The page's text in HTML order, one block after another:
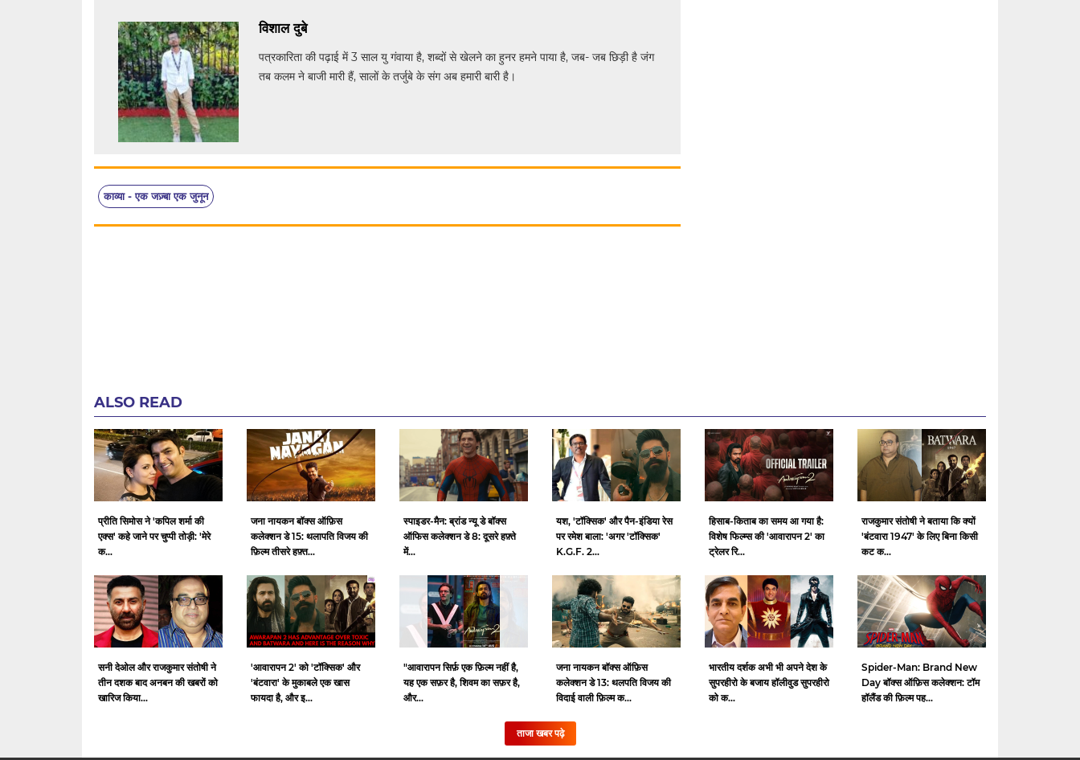
विशाल दुबे
पत्रकारिता की पढ़ाई में 3 साल यु गंवाया है, शब्दों से खेलने का हुनर हमने पाया है, जब- जब छिड़ी है जंग
तब कलम ने बाजी मारी हैं, सालों के तर्जुबे के संग अब हमारी बारी है।
काव्या - एक जज़्बा एक जुनून
ALSO READ
प्रीति सिमोस ने 'कपिल शर्मा की
एक्स' कहे जाने पर चुप्पी तोड़ी: 'मेरे
क...
जना नायकन बॉक्स ऑफ़िस
कलेक्शन डे 15: थलापति विजय की
फ़िल्म तीसरे हफ़्त...
स्पाइडर-मैन: ब्रांड न्यू डे बॉक्स
ऑफिस कलेक्शन डे 8: दूसरे हफ़्ते
में...
यश, 'टॉक्सिक' और पैन-इंडिया रेस
पर रमेश बाला: 'अगर 'टॉक्सिक'
K.G.F. 2...
हिसाब-किताब का समय आ गया है:
विशेष फिल्म्स की 'आवारापन 2' का
ट्रेलर रि...
राजकुमार संतोषी ने बताया कि क्यों
'बंटवारा 1947' के लिए बिना किसी
कट क...
सनी देओल और राजकुमार संतोषी ने
तीन दशक बाद अनबन की खबरों को
खारिज किया...
'आवारापन 2' को 'टॉक्सिक' और
'बंटवारा' के मुकाबले एक खास
फायदा है, और इ...
"आवारापन सिर्फ़ एक फ़िल्म नहीं है,
यह एक सफ़र है, शिवम का सफ़र है,
और...
जना नायकन बॉक्स ऑफ़िस
कलेक्शन डे 13: थलपति विजय की
विदाई वाली फ़िल्म क...
भारतीय दर्शक अभी भी अपने देश के
सुपरहीरो के बजाय हॉलीवुड सुपरहीरो
को क...
Spider-Man: Brand New
Day बॉक्स ऑफ़िस कलेक्शन: टॉम
हॉलैंड की फ़िल्म पह...
ताजा खबर पढ़े